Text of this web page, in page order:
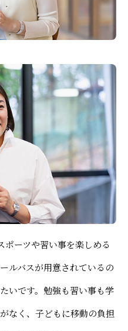
ポーツや習い事を楽しめる
ルバスが用意されているの
いです。勉強も習い事も学
なく、子どもに移動の負担